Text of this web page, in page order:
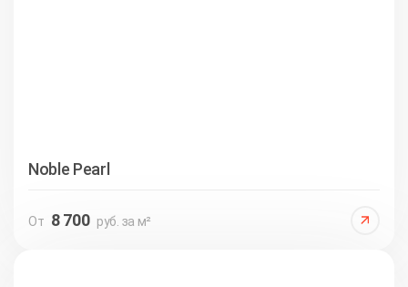
Noble Pearl
От 8 700 руб. за м²